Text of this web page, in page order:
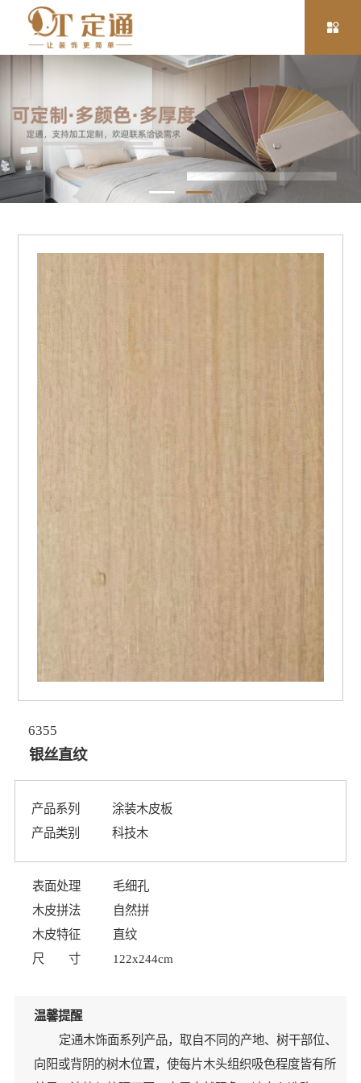
6355
银丝直纹
产品系列
涂装木皮板
产品类别
科技木
表面处理
毛细孔
木皮拼法
自然拼
木皮特征
直纹
尺 寸
122x244cm
温馨提醒
定通木饰面系列产品，取自不同的产地、树干部位、
向阳或背阴的树木位置，使每片木头组织吸色程度皆有所